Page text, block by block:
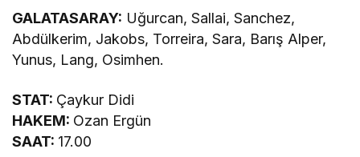
GALATASARAY: Uğurcan, Sallai, Sanchez,
Abdülkerim, Jakobs, Torreira, Sara, Barış Alper,
Yunus, Lang, Osimhen.
STAT: Çaykur Didi
HAKEM: Ozan Ergün
SAAT: 17.00